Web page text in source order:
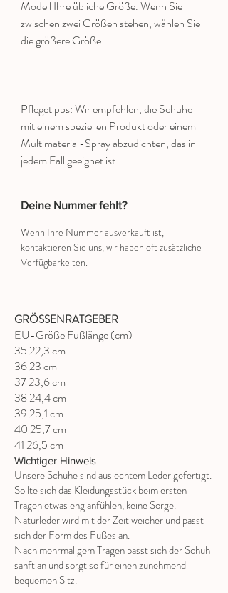
Modell Ihre übliche Größe. Wenn Sie
zwischen zwei Größen stehen, wählen Sie
die größere Größe.
Pflegetipps: Wir empfehlen, die Schuhe
mit einem speziellen Produkt oder einem
Multimaterial-Spray abzudichten, das in
jedem Fall geeignet ist.
Deine Nummer fehlt?
Wenn Ihre Nummer ausverkauft ist,
kontaktieren Sie uns, wir haben oft zusätzliche
Verfügbarkeiten.
GRÖSSENRATGEBER
EU-Größe Fußlänge (cm)
35 22,3 cm
36 23 cm
37 23,6 cm
38 24,4 cm
39 25,1 cm
40 25,7 cm
41 26,5 cm
Wichtiger Hinweis
Unsere Schuhe sind aus echtem Leder gefertigt.
Sollte sich das Kleidungsstück beim ersten
Tragen etwas eng anfühlen, keine Sorge.
Naturleder wird mit der Zeit weicher und passt
sich der Form des Fußes an.
Nach mehrmaligem Tragen passt sich der Schuh
sanft an und sorgt so für einen zunehmend
bequemen Sitz.